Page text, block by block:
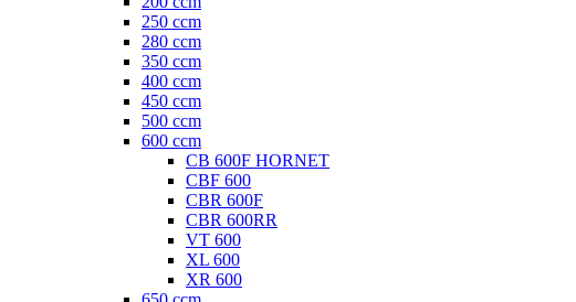
250 ccm
280 ccm
350 ccm
400 ccm
450 ccm
500 ccm
600 ccm
CB 600F HORNET
CBF 600
CBR 600F
CBR 600RR
VT 600
XL 600
XR 600